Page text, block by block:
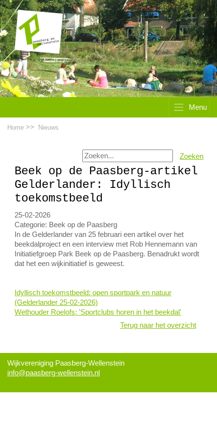
Menu
Home >> Nieuws
Zoeken
Beek op de Paasberg-artikel
Gelderlander: Idyllisch
toekomstbeeld
25-02-2026
Categorie: Beek op de Paasberg
In de Gelderlander van 25 februari een artikel over het
beekdalproject en een interview met Rob Hennemann van
Initiatiefgroep Park Beek op de Paasberg. Benadrukt wordt
dat het een wijkinitiatief is geweest.
Idyllisch toekomstbeeld: open sportpark en natuur
(Gelderlander 25-02-2026)
Wethouder Roelofs: 'Sportclubs horen in het beekdal'
Terug naar het overzicht
Wijkvereniging Paasberg-Wellenstein
info@paasberg-wellenstein.nl